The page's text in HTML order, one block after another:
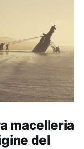
macelleria
del